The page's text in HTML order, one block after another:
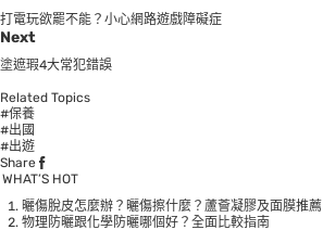
打電玩欲罷不能？小心網路遊戲障礙症
Next
塗遮瑕4大常犯錯誤
Related Topics
#保養
#出國
#出遊
Share
WHAT’S HOT
曬傷脫皮怎麼辦？曬傷擦什麼？蘆薈凝膠及面膜推薦
物理防曬跟化學防曬哪個好？全面比較指南